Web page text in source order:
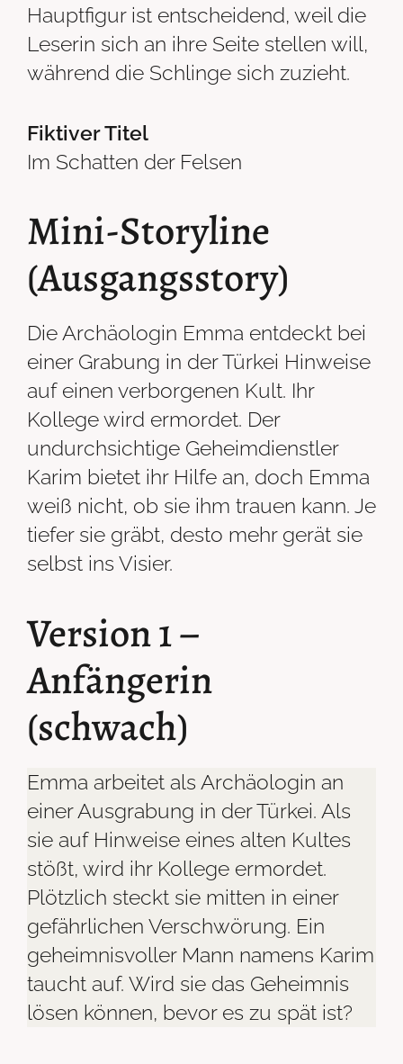
Hauptfigur ist entscheidend, weil die
Leserin sich an ihre Seite stellen will,
während die Schlinge sich zuzieht.
Fiktiver Titel
Im Schatten der Felsen
Mini-Storyline
(Ausgangsstory)
Die Archäologin Emma entdeckt bei
einer Grabung in der Türkei Hinweise
auf einen verborgenen Kult. Ihr
Kollege wird ermordet. Der
undurchsichtige Geheimdienstler
Karim bietet ihr Hilfe an, doch Emma
weiß nicht, ob sie ihm trauen kann. Je
tiefer sie gräbt, desto mehr gerät sie
selbst ins Visier.
Version 1 –
Anfängerin
(schwach)
Emma arbeitet als Archäologin an
einer Ausgrabung in der Türkei. Als
sie auf Hinweise eines alten Kultes
stößt, wird ihr Kollege ermordet.
Plötzlich steckt sie mitten in einer
gefährlichen Verschwörung. Ein
geheimnisvoller Mann namens Karim
taucht auf. Wird sie das Geheimnis
lösen können, bevor es zu spät ist?